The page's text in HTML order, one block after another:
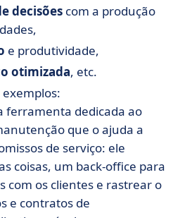
decisões com a produção
e produtividade,
otimizada, etc.
exemplos:
ferramenta dedicada ao
que o ajuda a
de serviço: ele
coisas, um back-office para
com os clientes e rastrear o
e contratos de